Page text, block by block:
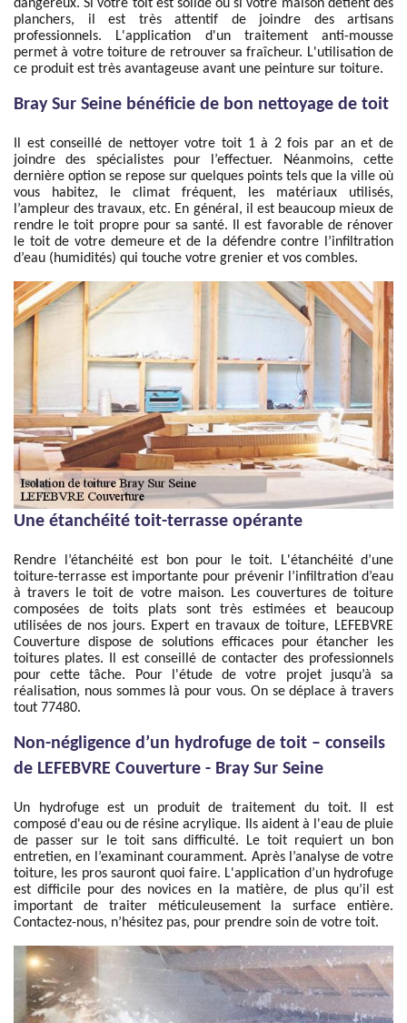
dangereux. Si votre toit est solide ou si votre maison détient des
planchers, il est très attentif de joindre des artisans
professionnels. L'application d'un traitement anti-mousse
permet à votre toiture de retrouver sa fraîcheur. L'utilisation de
ce produit est très avantageuse avant une peinture sur toiture.
Bray Sur Seine bénéficie de bon nettoyage de toit
Il est conseillé de nettoyer votre toit 1 à 2 fois par an et de
joindre des spécialistes pour l’effectuer. Néanmoins, cette
dernière option se repose sur quelques points tels que la ville où
vous habitez, le climat fréquent, les matériaux utilisés,
l’ampleur des travaux, etc. En général, il est beaucoup mieux de
rendre le toit propre pour sa santé. Il est favorable de rénover
le toit de votre demeure et de la défendre contre l’infiltration
d’eau (humidités) qui touche votre grenier et vos combles.
Une étanchéité toit-terrasse opérante
Rendre l’étanchéité est bon pour le toit. L'étanchéité d’une
toiture-terrasse est importante pour prévenir l’infiltration d’eau
à travers le toit de votre maison. Les couvertures de toiture
composées de toits plats sont très estimées et beaucoup
utilisées de nos jours. Expert en travaux de toiture, LEFEBVRE
Couverture dispose de solutions efficaces pour étancher les
toitures plates. Il est conseillé de contacter des professionnels
pour cette tâche. Pour l'étude de votre projet jusqu’à sa
réalisation, nous sommes là pour vous. On se déplace à travers
tout 77480.
Non-négligence d’un hydrofuge de toit – conseils
de LEFEBVRE Couverture - Bray Sur Seine
Un hydrofuge est un produit de traitement du toit. Il est
composé d'eau ou de résine acrylique. Ils aident à l'eau de pluie
de passer sur le toit sans difficulté. Le toit requiert un bon
entretien, en l’examinant couramment. Après l’analyse de votre
toiture, les pros sauront quoi faire. L'application d’un hydrofuge
est difficile pour des novices en la matière, de plus qu’il est
important de traiter méticuleusement la surface entière.
Contactez-nous, n’hésitez pas, pour prendre soin de votre toit.